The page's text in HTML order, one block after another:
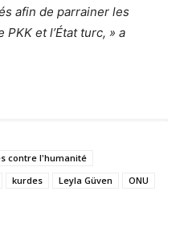
afin de parrainer les
et l’État turc, » a
contre l'humanité
kurdes Leyla Güven
ONU